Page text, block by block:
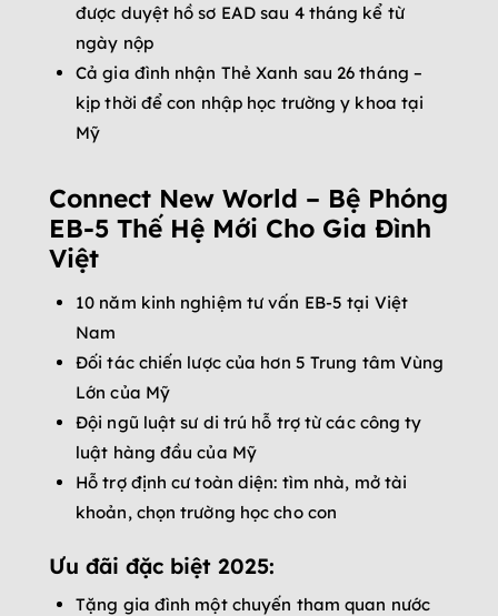
được duyệt hồ sơ EAD sau 4 tháng kể từ
ngày nộp
Cả gia đình nhận Thẻ Xanh sau 26 tháng –
kịp thời để con nhập học trường y khoa tại
Mỹ
Connect New World – Bệ Phóng
EB-5 Thế Hệ Mới Cho Gia Đình
Việt
10 năm kinh nghiệm tư vấn EB-5 tại Việt
Nam
Đối tác chiến lược của hơn 5 Trung tâm Vùng
Lớn của Mỹ
Đội ngũ luật sư di trú hỗ trợ từ các công ty
luật hàng đầu của Mỹ
Hỗ trợ định cư toàn diện: tìm nhà, mở tài
khoản, chọn trường học cho con
Ưu đãi đặc biệt 2025:
Tặng gia đình một chuyến tham quan nước